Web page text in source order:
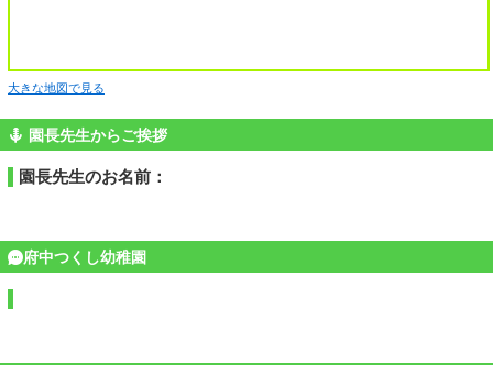
大きな地図で見る
園長先生からご挨拶
園長先生のお名前：
府中つくし幼稚園